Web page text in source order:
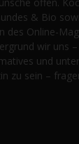
& Bio
des Online-
wir uns
und
zu sein –